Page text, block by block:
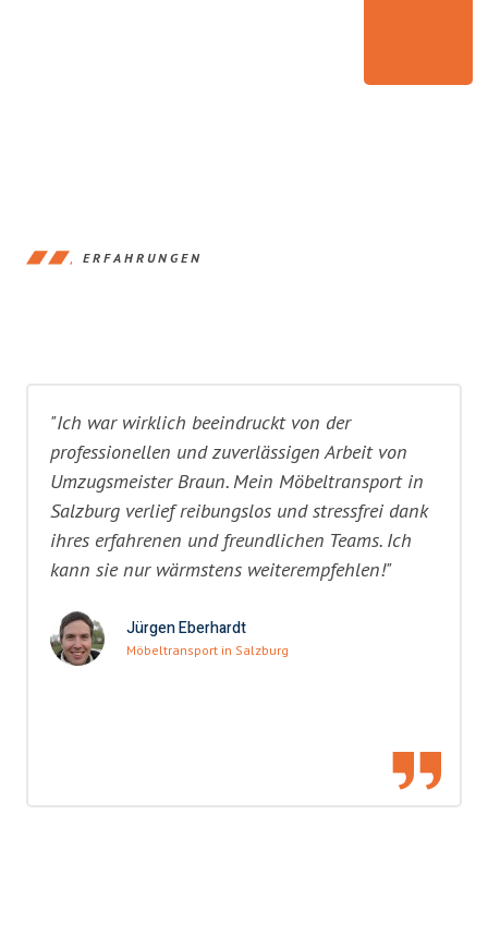
ERFAHRUNGEN
"Ich war wirklich beeindruckt von der
professionellen und zuverlässigen Arbeit von
Umzugsmeister Braun. Mein Möbeltransport in
Salzburg verlief reibungslos und stressfrei dank
ihres erfahrenen und freundlichen Teams. Ich
kann sie nur wärmstens weiterempfehlen!"
Jürgen Eberhardt
Möbeltransport in Salzburg